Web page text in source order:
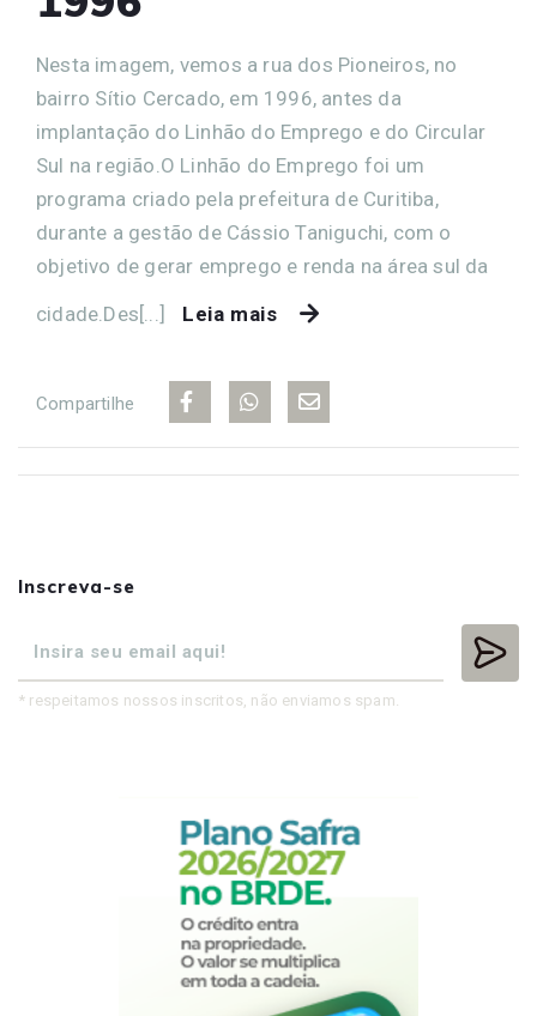
Nesta imagem, vemos a rua dos Pioneiros, no
bairro Sítio Cercado, em 1996, antes da
implantação do Linhão do Emprego e do Circular
Sul na região.O Linhão do Emprego foi um
programa criado pela prefeitura de Curitiba,
durante a gestão de Cássio Taniguchi, com o
objetivo de gerar emprego e renda na área sul da
cidade.Des[...]
Leia mais
Compartilhe
Inscreva-se
* respeitamos nossos inscritos, não enviamos spam.